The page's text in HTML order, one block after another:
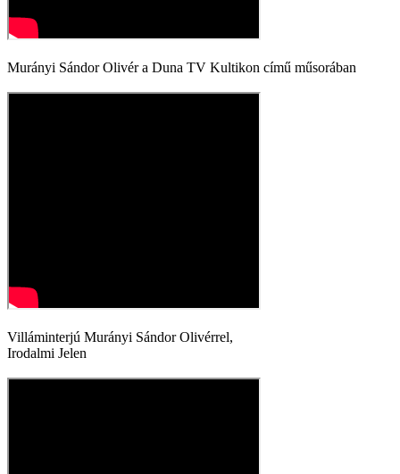
Murányi Sándor Olivér a Duna TV Kultikon című műsorában
Villáminterjú Murányi Sándor Olivérrel,
Irodalmi Jelen